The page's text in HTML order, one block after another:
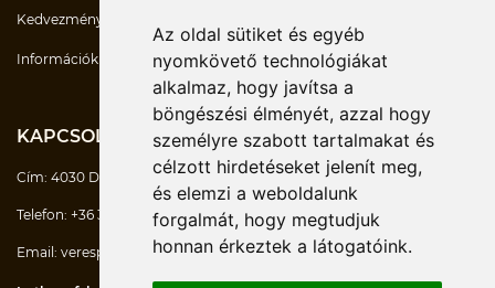
Az oldal sütiket és egyéb
nyomkövető technológiákat
alkalmaz, hogy javítsa a
böngészési élményét, azzal hogy
személyre szabott tartalmakat és
célzott hirdetéseket jelenít meg,
és elemzi a weboldalunk
forgalmát, hogy megtudjuk
honnan érkeztek a látogatóink.
Kedvezmények
Információk
KAPCSOLATOK
Cím: 4030 Debrecen Mikerpécsi út 7/D
Telefon: +36 30 747-6770
Email: verespeter@masszazsesmozgas.hu